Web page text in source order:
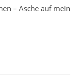
– Asche auf mein